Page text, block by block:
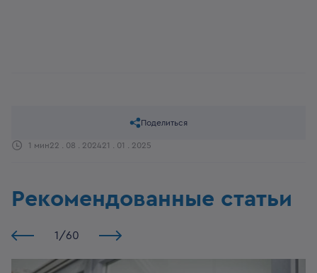
1 мин22 . 08 . 202421 . 01 . 2025
Поделиться
Рекомендованные статьи
1 /60